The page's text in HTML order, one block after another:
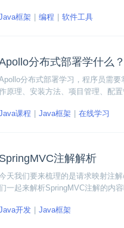
框架 编程 软件工具
分布式部署学什么
分布式部署学习，程序员需
原理、安装方法、项目管理、配
课程 Java框架 在线学习
SpringMVC注解解析
天我们要来梳理的是请求映射注
一起来解析SpringMVC注解的内
开发 Java框架